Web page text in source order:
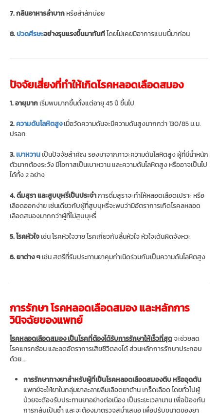
7. กลืนอาหารลำบาก หรือลำลักบ่อย
8.ปวดศีรษะอย่างรุนแรงขึ้นมาทันทีโดยไม่เคยมีอาการแบบนี้มาก่อน
ปัจจัยเสี่ยงที่ทำให้เกิดโรคหลอดเลือดสมอง
1. อายุมาก เริ่มพบมากขึ้นตั้งแต่อายุ 45 ปี ขึ้นไป
2.ความดันโลหิตสูงเมื่อวัดความดันจะมีความดันสูงมากกว่า 130/85 ม.ม.
ปรอท
3.เบาหวาน เป็นปัจจัยสำคัญ รองมาจากภาวะความดันโลหิตสูง ผู้ที่มีน้ำหนัก
ตัวมากต้องระวัง มีโอกาสเป็นเบาหวาน และความดันโลหิตสูง หรืออาจเป็นไป
ได้ทั้ง 2 อย่าง
4. ดื่มสุรา และสูบบุหรี่เป็นประจำการดื่มสุราจะทำให้หลอดเลือดเปราะ หรือ
เลือดออกง่าย เช่นเดียวกับผู้ที่สูบบุหรี่จะพบว่ามีอัตราการเกิดโรคลหลอด
เลือดสมองมากกว่าผู้ที่ไม่สูบบุหรี่
5. โรคหัวใจ เช่น โรคหัวใจวาย โรคเกี่ยวกับลิ้นหัวใจ หัวใจเต้นผิดจังหวะ
6. ยาต่าง ๆ เช่น สตรีที่รับประทานยาคุมกำเนิดร่วมกับเป็นความดันโลหิตสูง
การรักษา โรคหลอดเลือดสมอง และหลักการ
วินิจฉัยของแพทย์
โรคหลอดเลือดสมอง เป็นโรคที่ต้องได้รับการรักษาให้เร็วที่สุดจะช่วยลด
โรคแทรกซ้อน และลดอัตราการเสียชีวิตลงได้ ส่วนหลักการรักษาประกอบ
ด้วย…
การรักษาทางยาสำหรับผู้ที่เป็นโรคหลอดเลือดสมองตีบ หรืออุดตัน
แพทย์จะให้ยาในกลุ่มยาละลายลิ่มเลือดยาต้าน เกร็ดเลือด โดยทั่วไปผู้
ป่วยจะต้องรับประทานยาอย่างต่อเนื่อง เป็นระยะเวลานาน เพื่อป้องกัน
การกลับเป็นซ้ำ และจะต้องมาตรวจสม่ำเสมอ เพื่อปรับขนาดของยา